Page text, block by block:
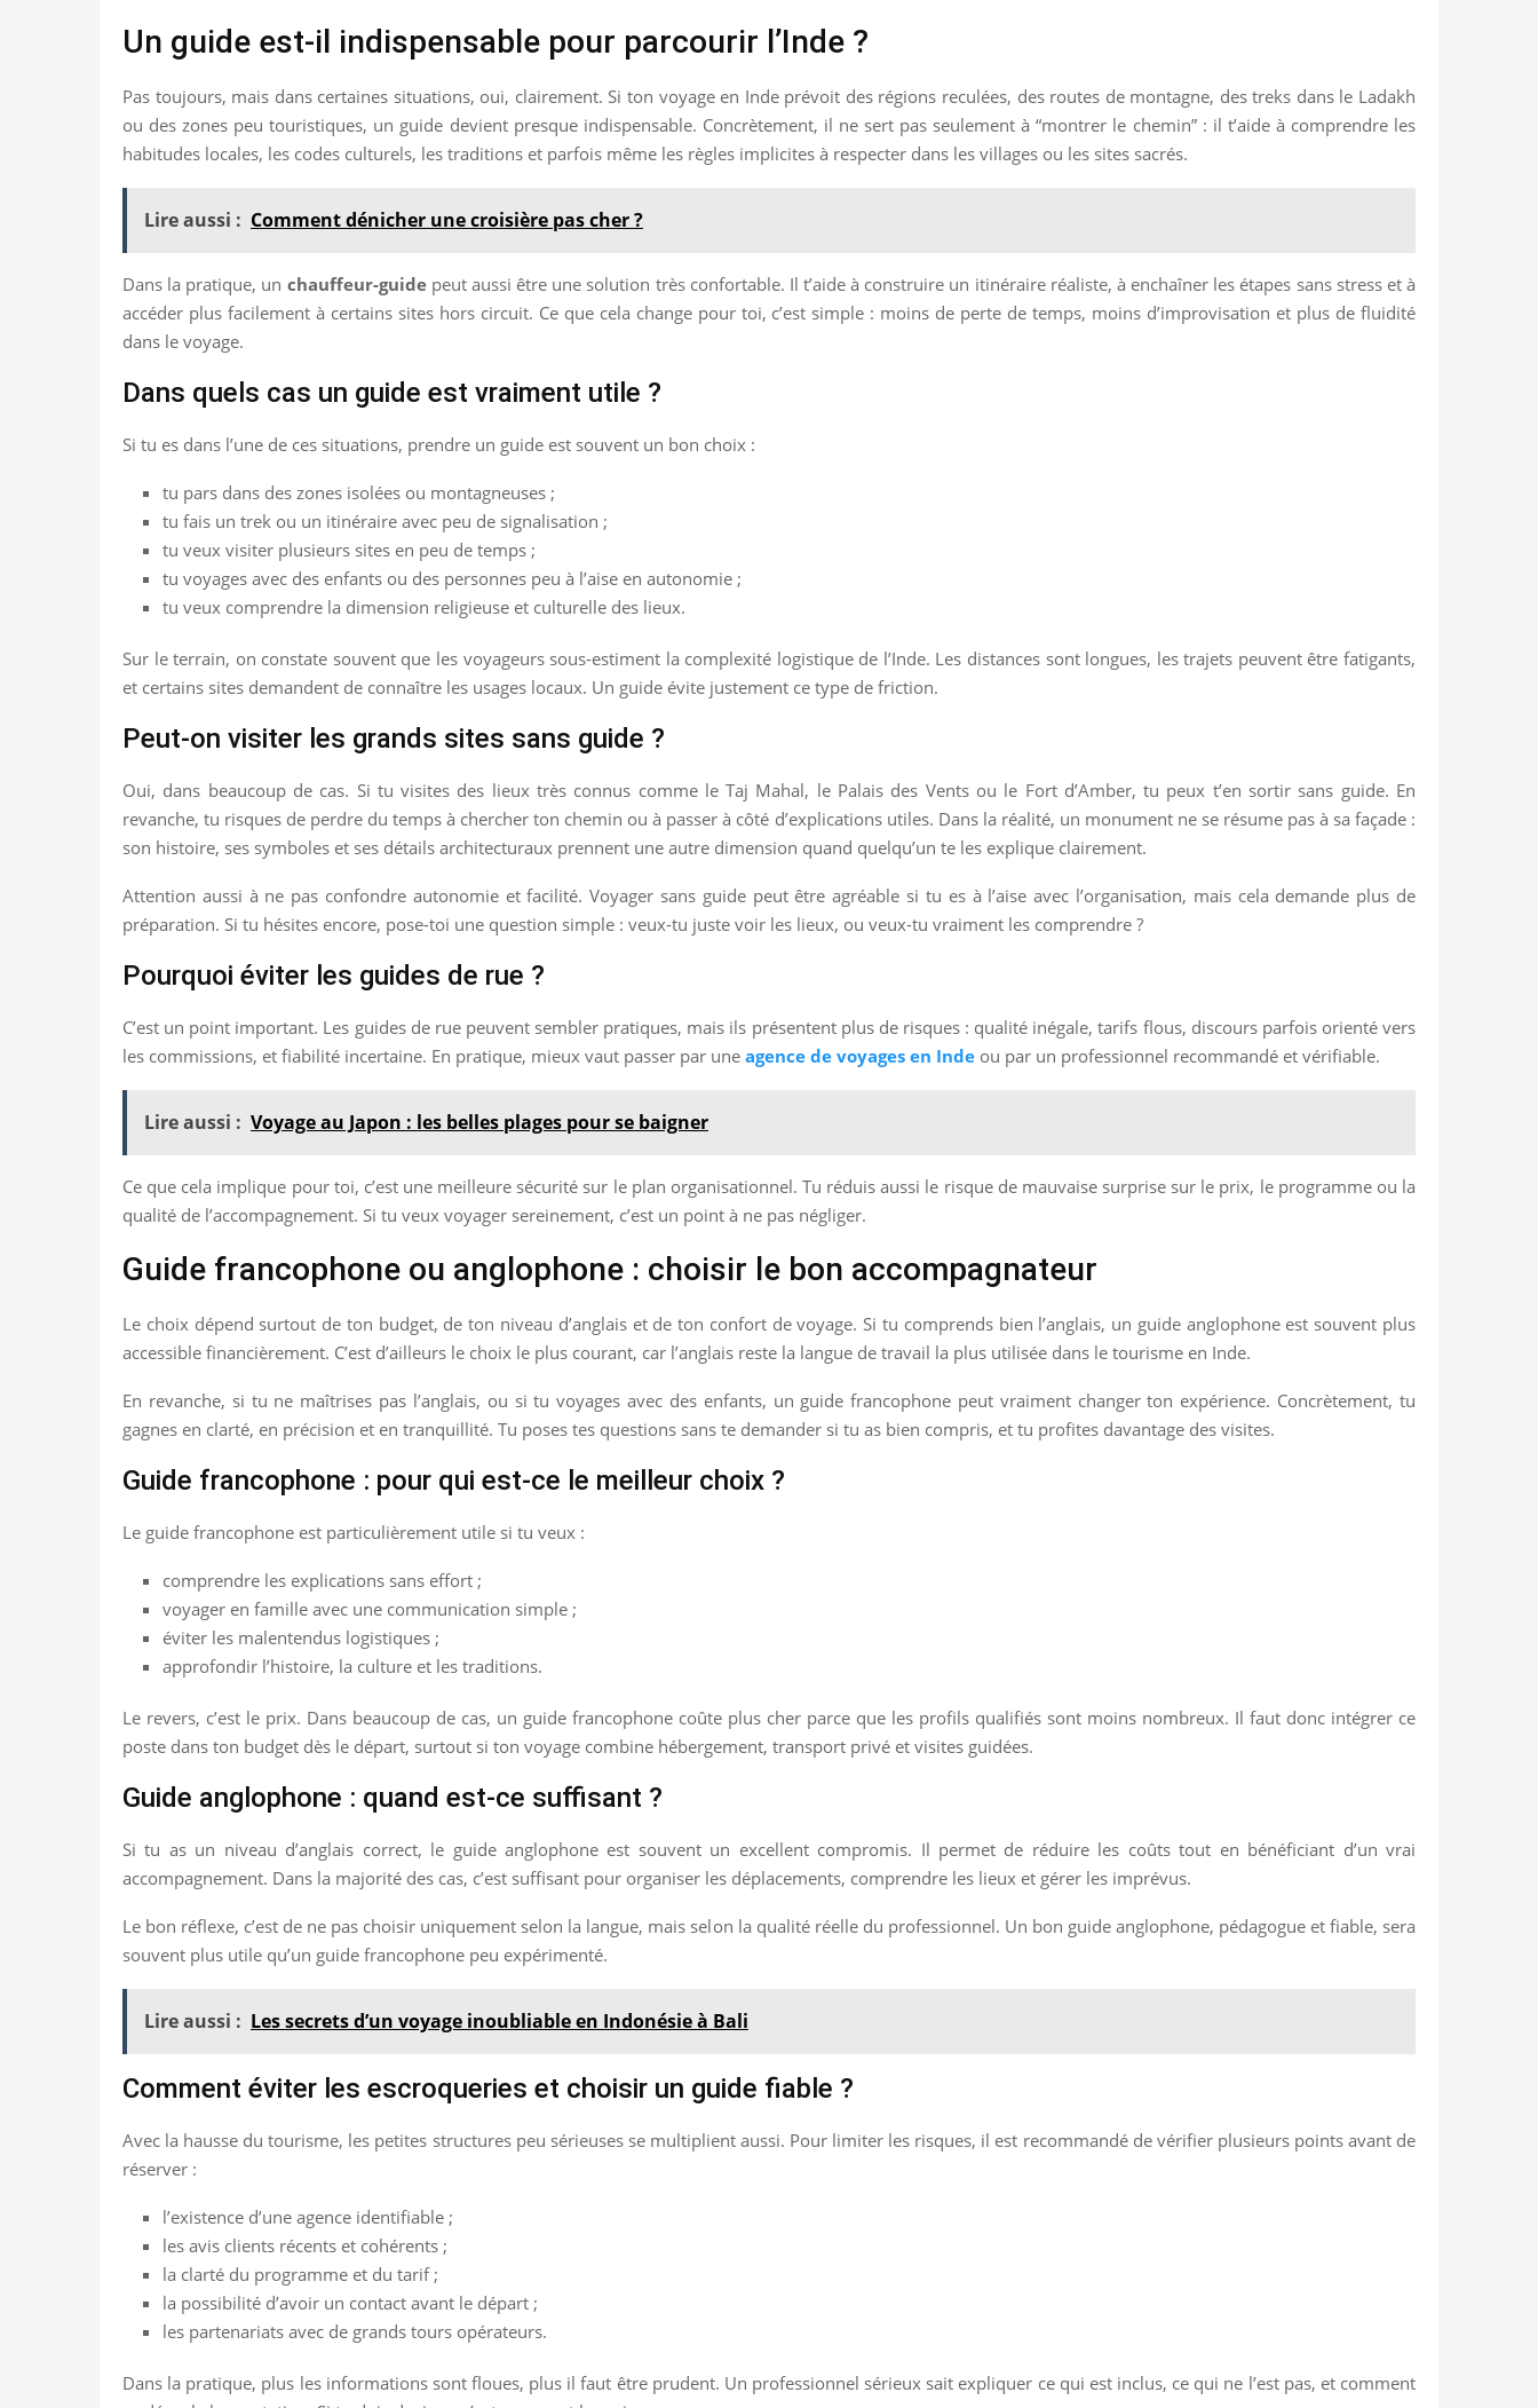
Un guide est-il indispensable pour parcourir l’Inde ?
Pas toujours, mais dans certaines situations, oui, clairement. Si ton voyage en Inde prévoit des régions reculées, des routes de montagne, des treks dans le Ladakh
ou des zones peu touristiques, un guide devient presque indispensable. Concrètement, il ne sert pas seulement à “montrer le chemin” : il t’aide à comprendre les
habitudes locales, les codes culturels, les traditions et parfois même les règles implicites à respecter dans les villages ou les sites sacrés.
Lire aussi : Comment dénicher une croisière pas cher ?
Dans la pratique, un chauffeur-guidepeut aussi être une solution très confortable. Il t’aide à construire un itinéraire réaliste, à enchaîner les étapes sans stress et à
accéder plus facilement à certains sites hors circuit. Ce que cela change pour toi, c’est simple : moins de perte de temps, moins d’improvisation et plus de fluidité
dans le voyage.
Dans quels cas un guide est vraiment utile ?
Si tu es dans l’une de ces situations, prendre un guide est souvent un bon choix :
tu pars dans des zones isolées ou montagneuses ;
tu fais un trek ou un itinéraire avec peu de signalisation ;
tu veux visiter plusieurs sites en peu de temps ;
tu voyages avec des enfants ou des personnes peu à l’aise en autonomie ;
tu veux comprendre la dimension religieuse et culturelle des lieux.
Sur le terrain, on constate souvent que les voyageurs sous-estiment la complexité logistique de l’Inde. Les distances sont longues, les trajets peuvent être fatigants,
et certains sites demandent de connaître les usages locaux. Un guide évite justement ce type de friction.
Peut-on visiter les grands sites sans guide ?
Oui, dans beaucoup de cas. Si tu visites des lieux très connus comme le Taj Mahal, le Palais des Vents ou le Fort d’Amber, tu peux t’en sortir sans guide. En
revanche, tu risques de perdre du temps à chercher ton chemin ou à passer à côté d’explications utiles. Dans la réalité, un monument ne se résume pas à sa façade :
son histoire, ses symboles et ses détails architecturaux prennent une autre dimension quand quelqu’un te les explique clairement.
Attention aussi à ne pas confondre autonomie et facilité. Voyager sans guide peut être agréable si tu es à l’aise avec l’organisation, mais cela demande plus de
préparation. Si tu hésites encore, pose-toi une question simple : veux-tu juste voir les lieux, ou veux-tu vraiment les comprendre ?
Pourquoi éviter les guides de rue ?
C’est un point important. Les guides de rue peuvent sembler pratiques, mais ils présentent plus de risques : qualité inégale, tarifs flous, discours parfois orienté vers
les commissions, et fiabilité incertaine. En pratique, mieux vaut passer par une agence de voyages en Inde ou par un professionnel recommandé et vérifiable.
Lire aussi : Voyage au Japon : les belles plages pour se baigner
Ce que cela implique pour toi, c’est une meilleure sécurité sur le plan organisationnel. Tu réduis aussi le risque de mauvaise surprise sur le prix, le programme ou la
qualité de l’accompagnement. Si tu veux voyager sereinement, c’est un point à ne pas négliger.
Guide francophone ou anglophone : choisir le bon accompagnateur
Le choix dépend surtout de ton budget, de ton niveau d’anglais et de ton confort de voyage. Si tu comprends bien l’anglais, un guide anglophone est souvent plus
accessible financièrement. C’est d’ailleurs le choix le plus courant, car l’anglais reste la langue de travail la plus utilisée dans le tourisme en Inde.
En revanche, si tu ne maîtrises pas l’anglais, ou si tu voyages avec des enfants, un guide francophone peut vraiment changer ton expérience. Concrètement, tu
gagnes en clarté, en précision et en tranquillité. Tu poses tes questions sans te demander si tu as bien compris, et tu profites davantage des visites.
Guide francophone : pour qui est-ce le meilleur choix ?
Le guide francophone est particulièrement utile si tu veux :
comprendre les explications sans effort ;
voyager en famille avec une communication simple ;
éviter les malentendus logistiques ;
approfondir l’histoire, la culture et les traditions.
Le revers, c’est le prix. Dans beaucoup de cas, un guide francophone coûte plus cher parce que les profils qualifiés sont moins nombreux. Il faut donc intégrer ce
poste dans ton budget dès le départ, surtout si ton voyage combine hébergement, transport privé et visites guidées.
Guide anglophone : quand est-ce suffisant ?
Si tu as un niveau d’anglais correct, le guide anglophone est souvent un excellent compromis. Il permet de réduire les coûts tout en bénéficiant d’un vrai
accompagnement. Dans la majorité des cas, c’est suffisant pour organiser les déplacements, comprendre les lieux et gérer les imprévus.
Le bon réflexe, c’est de ne pas choisir uniquement selon la langue, mais selon la qualité réelle du professionnel. Un bon guide anglophone, pédagogue et fiable, sera
souvent plus utile qu’un guide francophone peu expérimenté.
Lire aussi : Les secrets d’un voyage inoubliable en Indonésie à Bali
Comment éviter les escroqueries et choisir un guide fiable ?
Avec la hausse du tourisme, les petites structures peu sérieuses se multiplient aussi. Pour limiter les risques, il est recommandé de vérifier plusieurs points avant de
réserver :
l’existence d’une agence identifiable ;
les avis clients récents et cohérents ;
la clarté du programme et du tarif ;
la possibilité d’avoir un contact avant le départ ;
les partenariats avec de grands tours opérateurs.
Dans la pratique, plus les informations sont floues, plus il faut être prudent. Un professionnel sérieux sait expliquer ce qui est inclus, ce qui ne l’est pas, et comment